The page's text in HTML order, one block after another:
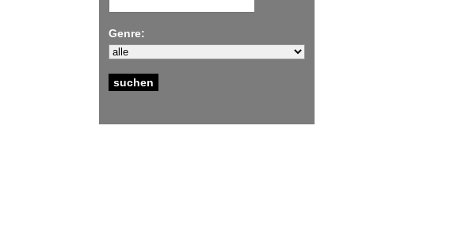
Genre: